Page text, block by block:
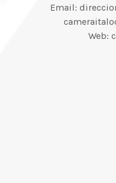
Email:
Web: